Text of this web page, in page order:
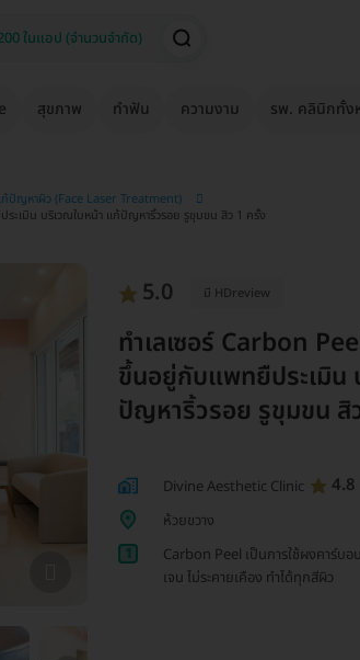
สุขภาพ ทำฟัน ความงาม รพ. คลินิกทั้ง
ก้ปัญหาผิว (Face Laser Treatment)
ะเมิน บริเวณใบหน้า แก้ปัญหาริ้วรอย รูขุมขน สิว 1 ครั้ง
5.0 มี HDreview
ทำเลเซอร์ Carbon
ขึ้นอยู่กับแพทยืประเมิน
ปัญหาริ้วรอย รูขุมขน สิ
Divine Aesthetic Clinic 4.8
ห้วยขวาง
1
Carbon Peel เป็นการใช้ผงคาร์บ
เจน ไม่ระคายเคือง ทำได้ทุกสีผิว